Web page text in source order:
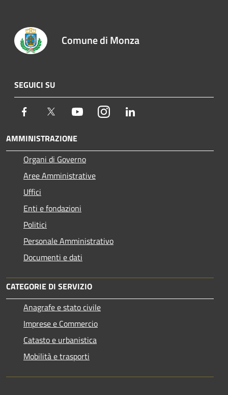
Comune di Monza
SEGUICI SU
Facebook Twitter YoutubeInstagram
AMMINISTRAZIONE
Organi di Governo
Aree Amministrative
Uffici
Enti e fondazioni
Politici
Personale Amministrativo
Documenti e dati
CATEGORIE DI SERVIZIO
Anagrafe e stato civile
Imprese e Commercio
Catasto e urbanistica
Mobilità e trasporti